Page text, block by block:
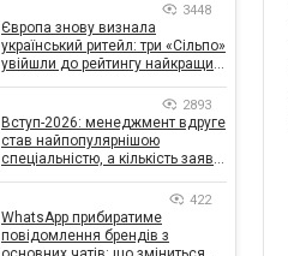
3448
Європа знову визнала
український ритейл: три «Сільпо»
увійшли до рейтингу найкращих
2893
Вступ-2026: менеджмент вдруге
став найпопулярнішою
спеціальністю, а кількість заяв
422
WhatsApp прибиратиме
повідомлення брендів з